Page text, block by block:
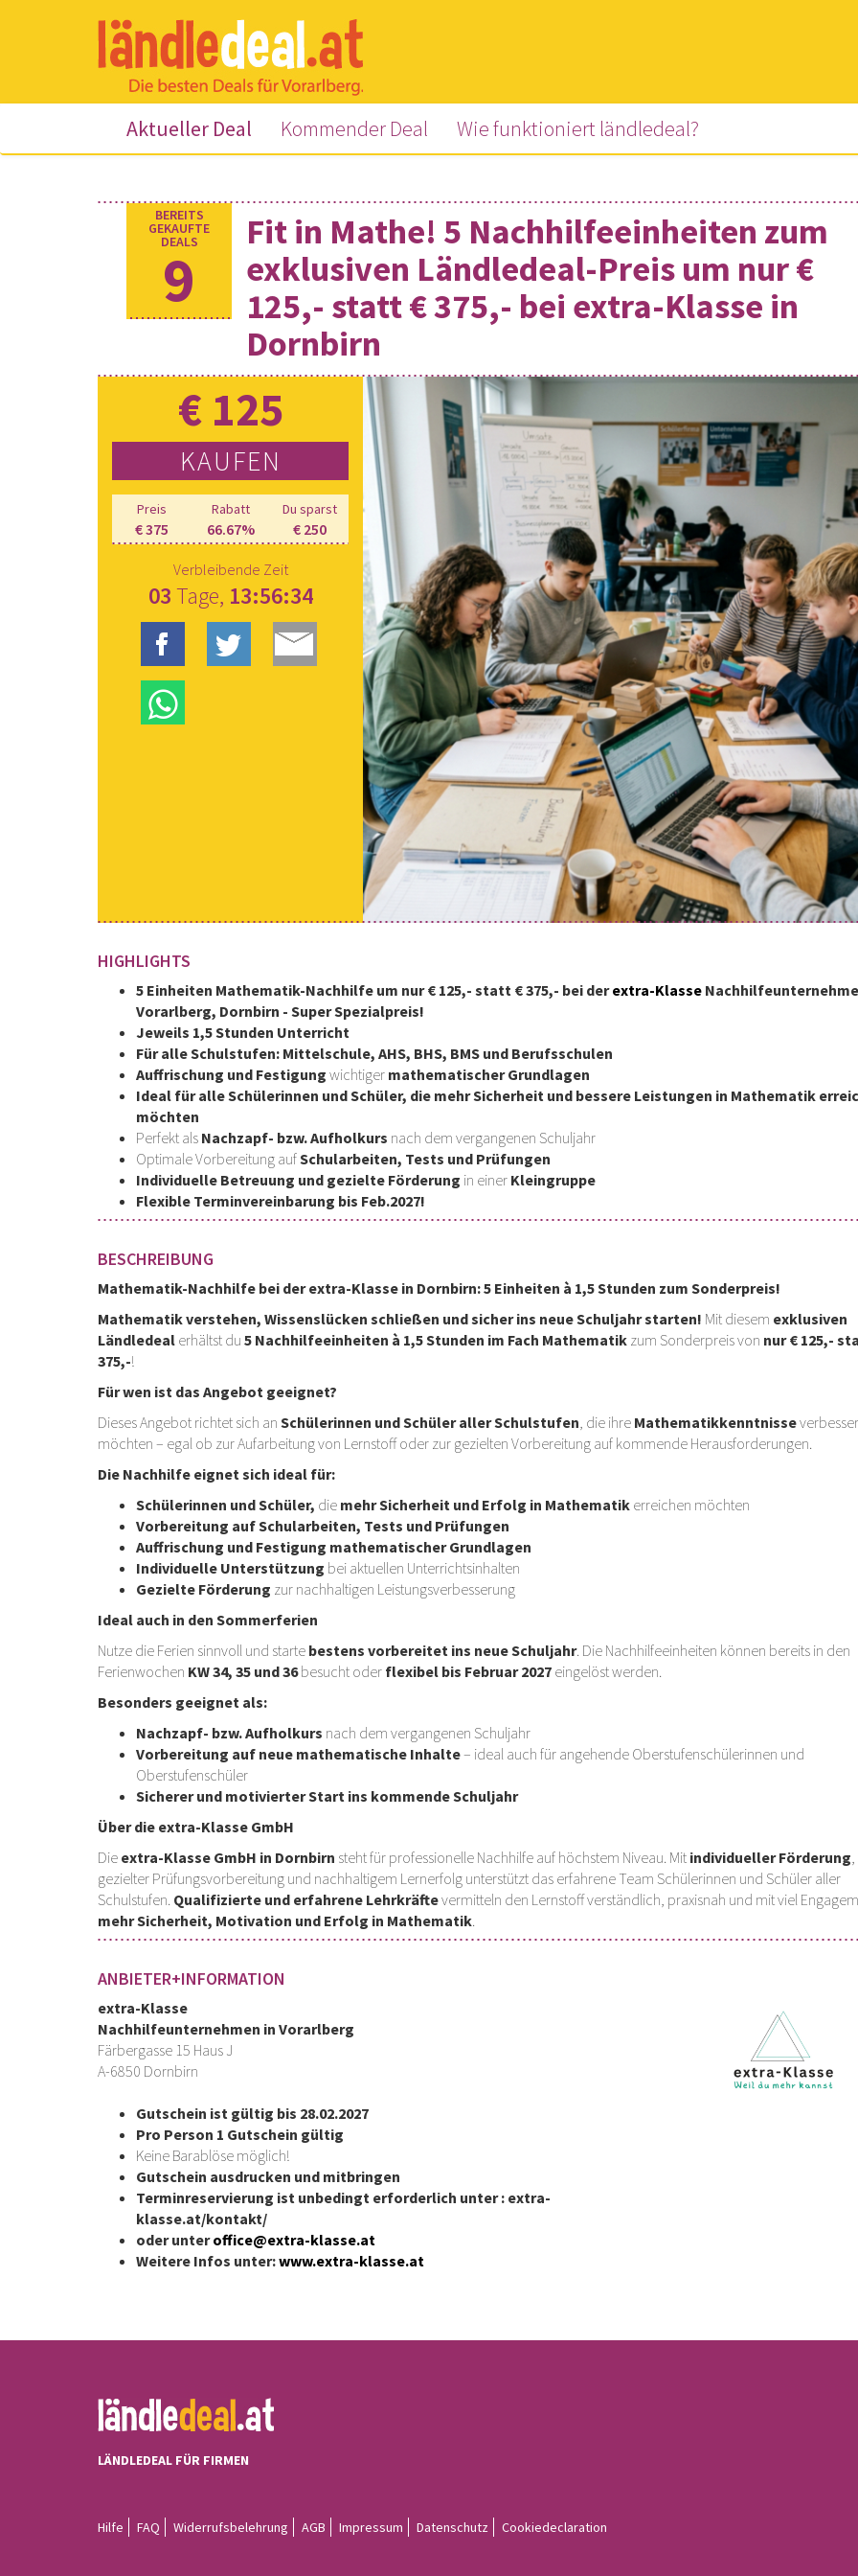
Aktueller Deal (current)
Kommender Deal (current)
Wie funktioniert ländledeal?
BEREITS
GEKAUFTE
DEALS
9
Fit in Mathe! 5 Nachhilfeeinheiten zum
exklusiven Ländledeal-Preis um nur €
125,- statt € 375,- bei extra-Klasse in
Dornbirn
€ 125
KAUFEN
Preis
€ 375
Rabatt
66.67%
Du sparst
€ 250
Verbleibende Zeit
03Tage, 13:56:33
HIGHLIGHTS
5 Einheiten Mathematik-Nachhilfe um nur € 125,- statt € 375,- bei derextra-Klasse
Vorarlberg, Dornbirn - Super Spezialpreis!
Jeweils 1,5 Stunden Unterricht
Für alle Schulstufen: Mittelschule, AHS, BHS, BMS und Berufsschulen
Auffrischung und Festigung wichtiger mathematischer Grundlagen
Ideal für alleSchülerinnen und Schüler, die mehr Sicherheit und bessere Leistungen in Mathematik
möchten
Perfekt als Nachzapf- bzw. Aufholkurs nach dem vergangenen Schuljahr
Optimale Vorbereitung aufSchularbeiten, Tests und Prüfungen
Individuelle Betreuung und gezielte Förderung in einer Kleingruppe
Flexible Terminvereinbarung bis Feb.2027!
BESCHREIBUNG
Mathematik-Nachhilfe bei der extra-Klasse in Dornbirn: 5 Einheiten à 1,5 Stunden zum Sonderpreis!
Mathematik verstehen, Wissenslücken schließen und sicher ins neue Schuljahr starten! Mit diesem exklusiven
Ländledeal erhältst du 5 Nachhilfeeinheiten à 1,5 Stunden im Fach Mathematik zum Sonderpreis von nur € 125,-
375,-!
Für wen ist das Angebot geeignet?
Dieses Angebot richtet sich an Schülerinnen und Schüler aller Schulstufen , die ihre Mathematikkenntnisse
möchten – egal ob zur Aufarbeitung von Lernstoff oder zur gezielten Vorbereitung auf kommende Herausforderungen.
Die Nachhilfe eignet sich ideal für:
Schülerinnen und Schüler, die mehr Sicherheit und Erfolg in Mathematik erreichen möchten
Vorbereitung auf Schularbeiten, Tests und Prüfungen
Auffrischung und Festigung mathematischer Grundlagen
Individuelle Unterstützung bei aktuellen Unterrichtsinhalten
Gezielte Förderung zur nachhaltigen Leistungsverbesserung
Ideal auch in den Sommerferien
Nutze die Ferien sinnvoll und starte bestens vorbereitet ins neue Schuljahr. Die Nachhilfeeinheiten können bereits in den
Ferienwochen KW 34, 35 und 36besucht oder flexibel bis Februar 2027 eingelöst werden.
Besonders geeignet als:
Nachzapf- bzw. Aufholkurs nach dem vergangenen Schuljahr
Vorbereitung auf neue mathematische Inhalte– ideal auch für angehende Oberstufenschülerinnen und
Oberstufenschüler
Sicherer und motivierter Start ins kommende Schuljahr
Über die extra-Klasse GmbH
Die extra-Klasse GmbH in Dornbirn steht für professionelle Nachhilfe auf höchstem Niveau. Mit individueller Förderung
gezielter Prüfungsvorbereitung und nachhaltigem Lernerfolg unterstützt das erfahrene Team Schülerinnen und Schüler aller
Schulstufen. Qualifizierte und erfahrene Lehrkräftevermitteln den Lernstoff verständlich, praxisnah und mit viel
mehr Sicherheit, Motivation und Erfolg in Mathematik.
ANBIETER+INFORMATION
extra-Klasse
Nachhilfeunternehmen in Vorarlberg
Färbergasse 15 Haus J
A-6850 Dornbirn
Gutschein ist gültig bis 28.02.2027
Pro Person 1 Gutschein gültig
Keine Barablöse möglich!
Gutschein ausdrucken und mitbringen
Terminreservierung ist unbedingt erforderlich unter : extra-
klasse.at/kontakt/
oder unteroffice@extra-klasse.at
Weitere Infos unter:www.extra-klasse.at
LÄNDLEDEAL FÜR FIRMEN
Hilfe FAQ Widerrufsbelehrung AGB Impressum Datenschutz Cookiedeclaration